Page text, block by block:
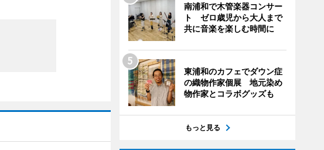
南浦和で木管楽器コンサー
ト ゼロ歳児から大人まで
共に音楽を楽しむ時間に
東浦和のカフェでダウン症
の織物作家個展 地元染め
物作家とコラボグッズも
もっと見る